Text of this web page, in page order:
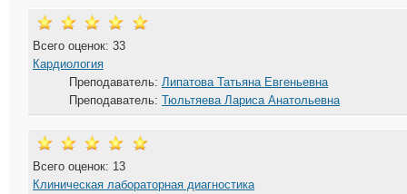
Всего оценок: 33
Кардиология
Преподаватель: Липатова Татьяна Евгеньевна
Преподаватель: Тюльтяева Лариса Анатольевна
Всего оценок: 13
Клиническая лабораторная диагностика